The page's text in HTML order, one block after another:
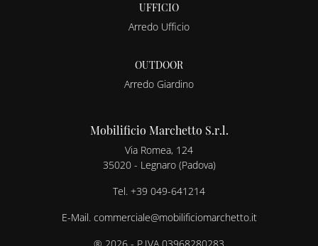
UFFICIO
Arredo Ufficio
OUTDOOR
Arredo Giardino
Mobilificio Marchetto S.r.l.
Via Romea, 124
35020 - Legnaro (Padova)
Tel. +39 049-641214
E-Mail. commerciale@mobilificiomarchetto.it